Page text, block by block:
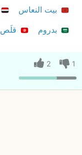
بيت النعاس
بدروم
قلَص
1
2